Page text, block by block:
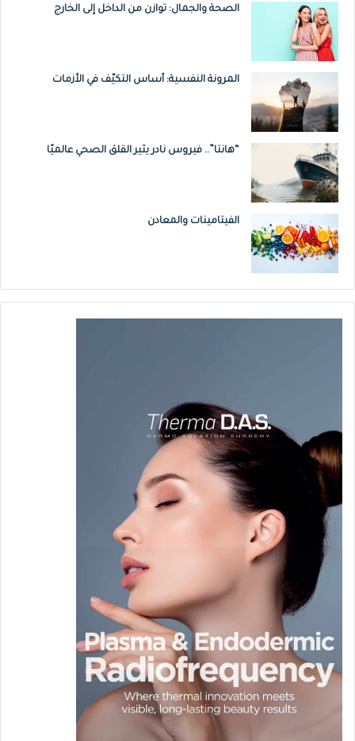
الصحة والجمال: توازن من الداخل إلى الخارج
المرونة النفسية: أساس التكيّف في الأزمات
“هانتا”.. فيروس نادر يثير القلق الصحي عالميًا
الفيتامينات والمعادن